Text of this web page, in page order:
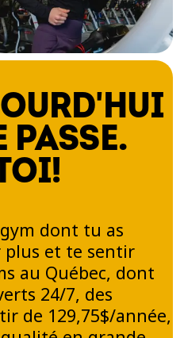
PASSE.
dont tu as
plus et te sentir
au Québec, dont
24/7, des
de 129,75$/année,